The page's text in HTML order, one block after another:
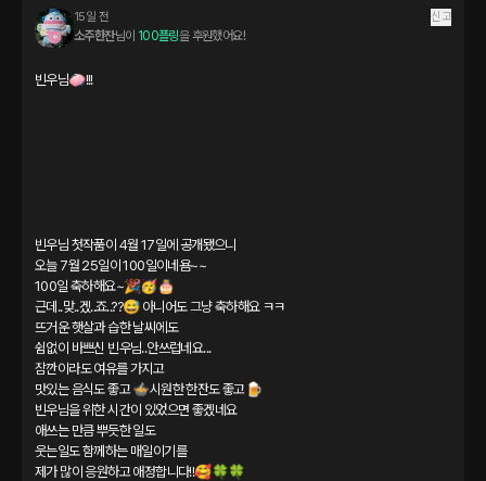
15일 전 신고
소주한잔님이 100플링을 후원했어요!
빈우님🧼!!!
빈우님 첫작품이 4월 17일에 공개됐으니
오늘 7월 25일이 100일이네욤~~
100일 축하해요~🎉🥳🎂
근데..맞..겠..죠..??😅 아니어도 그냥 축하해요 ㅋㅋ
뜨거운 햇살과 습한 날씨에도
쉼없이 바쁘신 빈우님..안쓰럽네요...
잠깐이라도 여유를 가지고
맛있는 음식도 좋고 🍲시원한 한잔도 좋고🍺
빈우님을 위한 시간이 있었으면 좋겠네요
애쓰는 만큼 뿌듯한 일도
웃는일도 함께하는 매일이기를
제가 많이 응원하고 애정합니다!!🥰🍀🍀